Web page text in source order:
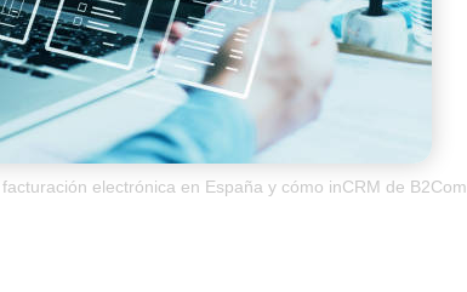
electrónica en España y cómo inCRM de B2Com